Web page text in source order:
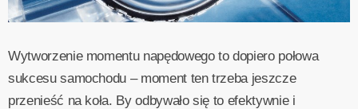
Wytworzenie momentu napędowego to dopiero połowa
sukcesu samochodu – moment ten trzeba jeszcze
przenieść na koła. By odbywało się to efektywnie i